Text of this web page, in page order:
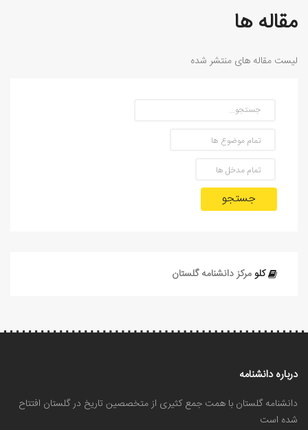
مقاله ها
لیست مقاله های منتشر شده
جستجو
کلومرکز دانشنامه گلستان
درباره دانشنامه
دانشنامه گلستان با همت جمع کثیری از متخصصین تاریخ در گلستان افتتاح
شده است